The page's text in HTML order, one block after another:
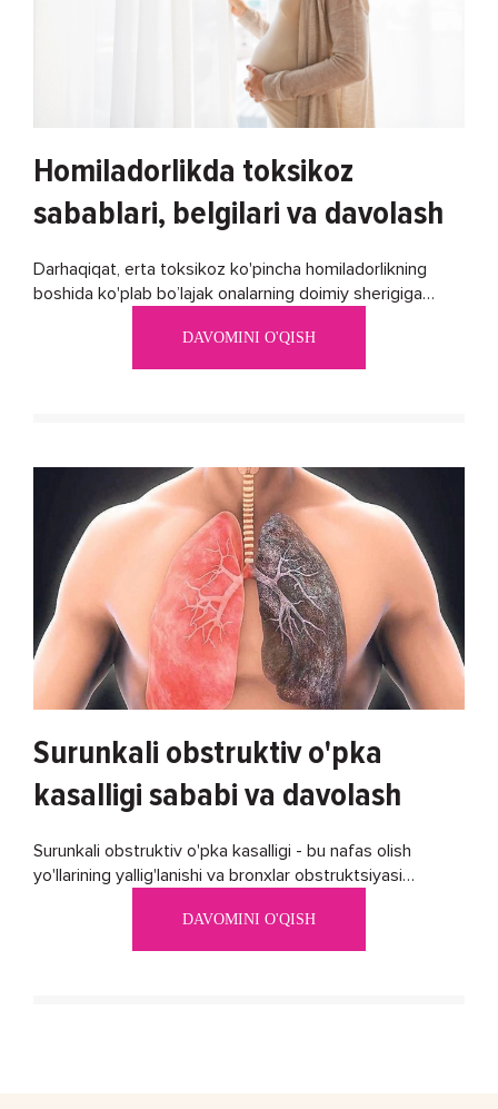
Homiladorlikda toksikoz
sabablari, belgilari va davolash
Darhaqiqat, erta toksikoz ko'pincha homiladorlikning
boshida ko'plab bo’lajak onalarning doimiy sherigiga
biron bir usuli bormi?DAVOMINI O'QISH
Surunkali obstruktiv o'pka
kasalligi sababi va davolash
Surunkali obstruktiv o'pka kasalligi - bu nafas olish
yo'llarining yallig'lanishi va bronxlar obstruktsiyasi
DAVOMINI O'QISH